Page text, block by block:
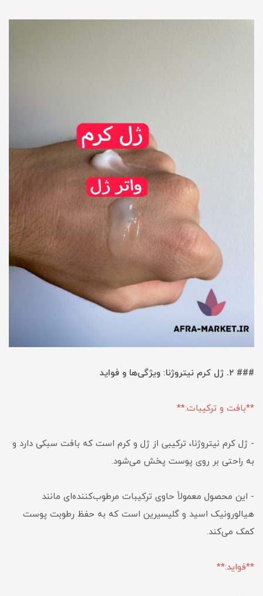
### ۲. ژل کرم نیتروژنا: ویژگی‌ها و فواید
**بافت و ترکیبات:**
- ژل کرم نیتروژنا، ترکیبی از ژل و کرم است که بافت سبکی دارد و
به راحتی بر روی پوست پخش می‌شود.
- این محصول معمولاً حاوی ترکیبات مرطوب‌کننده‌ای مانند
هیالورونیک اسید و گلیسیرین است که به حفظ رطوبت پوست
کمک می‌کند.
**فواید:**